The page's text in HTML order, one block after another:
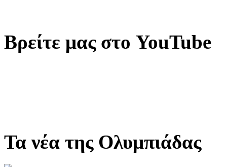
Βρείτε μας στο YouTube
Τα νέα της Ολυμπιάδας